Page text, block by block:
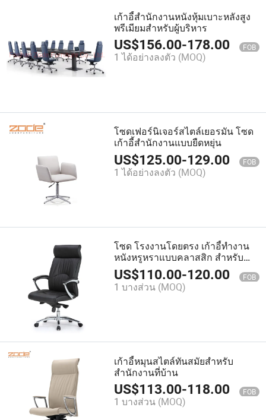
เก้าอี้สำนักงานหนังหุ้มเบาะหลังสูง
พรีเมียมสำหรับผู้บริหาร
US$156.00-178.00 FOB
1 ได้อย่างลงตัว (MOQ)
โซดเฟอร์นิเจอร์สไตล์เยอรมัน โซด
เก้าอี้สำนักงานแบบยืดหยุ่น
US$125.00-129.00 FOB
1 ได้อย่างลงตัว (MOQ)
โซด โรงงานโดยตรง เก้าอี้ทำงาน
หนังหรูหราแบบคลาสสิก สำหรับ
สำนักงาน การประชุม และ
คอมพิวเตอร์
US$110.00-120.00 FOB
1 บางส่วน (MOQ)
เก้าอี้หมุนสไตล์ทันสมัยสำหรับ
สำนักงานที่บ้าน
US$113.00-118.00 FOB
1 บางส่วน (MOQ)